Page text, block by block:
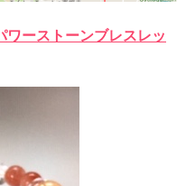
ーストーンブレスレッ